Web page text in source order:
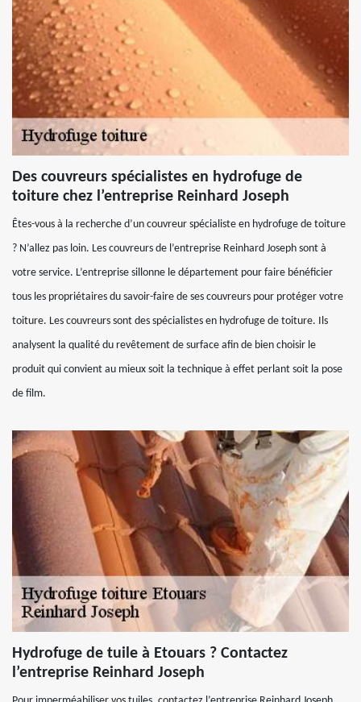
Des couvreurs spécialistes en hydrofuge de
toiture chez l’entreprise Reinhard Joseph
Êtes-vous à la recherche d’un couvreur spécialiste en hydrofuge de toiture
? N’allez pas loin. Les couvreurs de l’entreprise Reinhard Joseph sont à
votre service. L’entreprise sillonne le département pour faire bénéficier
tous les propriétaires du savoir-faire de ses couvreurs pour protéger votre
toiture. Les couvreurs sont des spécialistes en hydrofuge de toiture. Ils
analysent la qualité du revêtement de surface afin de bien choisir le
produit qui convient au mieux soit la technique à effet perlant soit la pose
de film.
Hydrofuge de tuile à Etouars ? Contactez
l’entreprise Reinhard Joseph